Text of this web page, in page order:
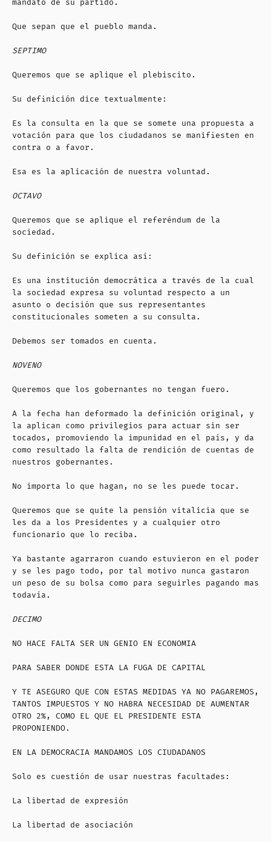
mandato de su partido.
Que sepan que el pueblo manda.
SEPTIMO
Queremos que se aplique el plebiscito.
Su definición dice textualmente:
Es la consulta en la que se somete una propuesta a
votación para que los ciudadanos se manifiesten en
contra o a favor.
Esa es la aplicación de nuestra voluntad.
OCTAVO
Queremos que se aplique el referéndum de la
sociedad.
Su definición se explica así:
Es una institución democrática a través de la cual
la sociedad expresa su voluntad respecto a un
asunto o decisión que sus representantes
constitucionales someten a su consulta.
Debemos ser tomados en cuenta.
NOVENO
Queremos que los gobernantes no tengan fuero.
A la fecha han deformado la definición original, y
la aplican como privilegios para actuar sin ser
tocados, promoviendo la impunidad en el país, y da
como resultado la falta de rendición de cuentas de
nuestros gobernantes.
No importa lo que hagan, no se les puede tocar.
Queremos que se quite la pensión vitalicia que se
les da a los Presidentes y a cualquier otro
funcionario que lo reciba.
Ya bastante agarraron cuando estuvieron en el poder
y se les pago todo, por tal motivo nunca gastaron
un peso de su bolsa como para seguirles pagando mas
todavía.
DECIMO
NO HACE FALTA SER UN GENIO EN ECONOMIA
PARA SABER DONDE ESTA LA FUGA DE CAPITAL
Y TE ASEGURO QUE CON ESTAS MEDIDAS YA NO PAGAREMOS,
TANTOS IMPUESTOS Y NO HABRA NECESIDAD DE AUMENTAR
OTRO 2%, COMO EL QUE EL PRESIDENTE ESTA
PROPONIENDO.
EN LA DEMOCRACIA MANDAMOS LOS CIUDADANOS
Solo es cuestión de usar nuestras facultades:
La libertad de expresión
La libertad de asociación